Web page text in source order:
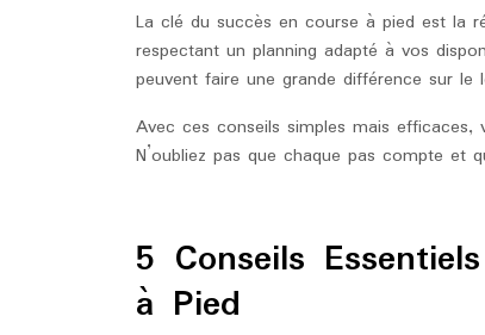
La clé du succès en course à pied est la
respectant un planning adapté à vos
peuvent faire une grande différence sur le
Avec ces conseils simples mais
N’oubliez pas que chaque pas compte et
5 Conseils
à Pied